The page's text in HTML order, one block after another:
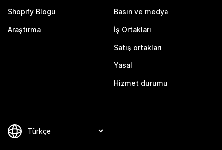
Shopify Blogu
Araştırma
Basın ve medya
İş Ortakları
Satış ortakları
Yasal
Hizmet durumu